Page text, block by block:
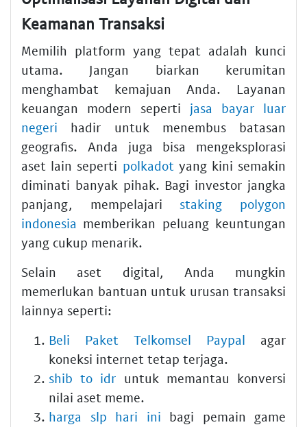
Keamanan Transaksi
Memilih platform yang tepat adalah kunci
utama. Jangan biarkan kerumitan
menghambat kemajuan Anda. Layanan
keuangan modern seperti jasa bayar luar
negeri hadir untuk menembus batasan
geografis. Anda juga bisa mengeksplorasi
aset lain seperti polkadot yang kini semakin
diminati banyak pihak. Bagi investor jangka
panjang, mempelajaristaking polygon
indonesia memberikan peluang keuntungan
yang cukup menarik.
Selain aset digital, Anda mungkin
memerlukan bantuan untuk urusan transaksi
lainnya seperti:
Beli Paket Telkomsel Paypal agar
koneksi internet tetap terjaga.
shib to idr untuk memantau konversi
nilai aset meme.
harga slp hari ini bagi pemain game